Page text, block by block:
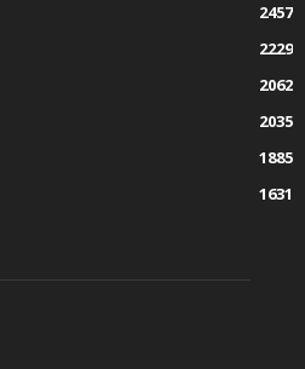
2457
2229
2062
2035
1885
1631